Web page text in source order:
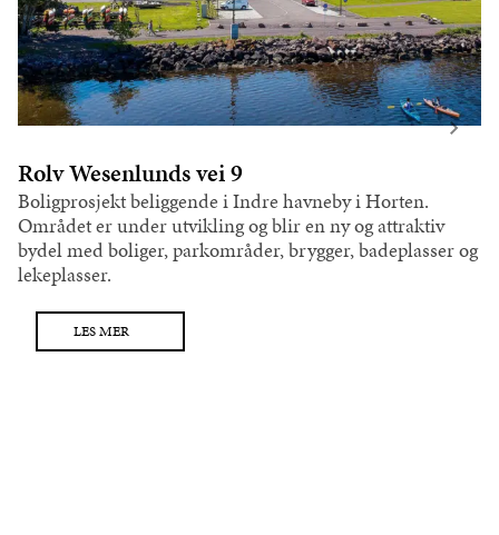
Rolv Wesenlunds vei 9
Boligprosjekt beliggende i Indre havneby i Horten.
Området er under utvikling og blir en ny og attraktiv
bydel med boliger, parkområder, brygger, badeplasser og
lekeplasser.
LES MER